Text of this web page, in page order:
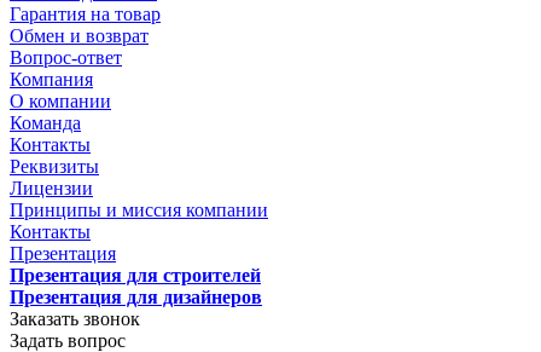
Гарантия на товар
Обмен и возврат
Вопрос-ответ
Компания
О компании
Команда
Контакты
Реквизиты
Лицензии
Принципы и миссия компании
Контакты
Презентация
Презентация для строителей
Презентация для дизайнеров
Заказать звонок
Задать вопрос